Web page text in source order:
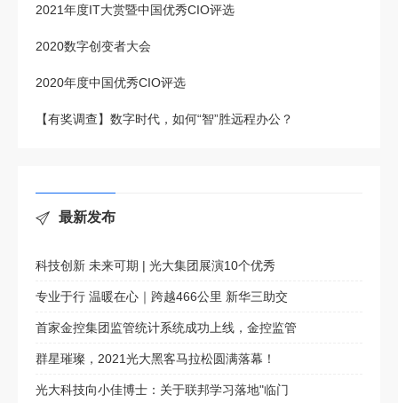
2021年度IT大赏暨中国优秀CIO评选
2020数字创变者大会
2020年度中国优秀CIO评选
【有奖调查】数字时代，如何“智”胜远程办公？
最新发布
科技创新 未来可期 | 光大集团展演10个优秀
专业于行 温暖在心｜跨越466公里 新华三助交
首家金控集团监管统计系统成功上线，金控监管
群星璀璨，2021光大黑客马拉松圆满落幕！
光大科技向小佳博士：关于联邦学习落地"临门